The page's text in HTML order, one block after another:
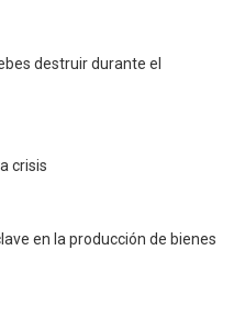
destruir durante el
crisis
en la producción de bienes